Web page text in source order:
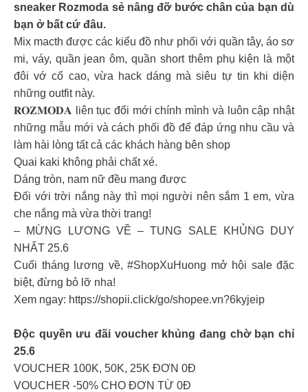
sneaker Rozmoda sẻ nâng đỡ bước chân của bạn dù
bạn ở bất cứ đâu.
Mix macth được các kiểu đồ như phối với quần tây, áo sơ
mi, váy, quần jean ôm, quần short thêm phụ kiện là một
đôi vớ cổ cao, vừa hack dáng mà siêu tự tin khi diện
những outfit này.
𝐑𝐎𝐙𝐌𝐎𝐃𝐀 liên tục đổi mới chính mình và luôn cập nhật
những mẫu mới và cách phối đồ để đáp ứng nhu cầu và
làm hài lòng tất cả các khách hàng bên shop
Quai kaki không phải chất xé.
Dáng tròn, nam nữ đều mang được
Đối với trời nắng này thì mọi người nên sắm 1 em, vừa
che nắng mà vừa thời trang!
– MỪNG LƯƠNG VỀ – TUNG SALE KHỦNG DUY
NHẤT 25.6
Cuối tháng lương về, #ShopXuHuong mở hội sale đặc
biệt, đừng bỏ lỡ nha!
Xem ngay: https://shopii.click/go/shopee.vn?6kyjeip
Độc quyền ưu đãi voucher khủng đang chờ bạn chỉ
25.6
VOUCHER 100K, 50K, 25K ĐƠN 0Đ
VOUCHER -50% CHO ĐƠN TỪ 0Đ